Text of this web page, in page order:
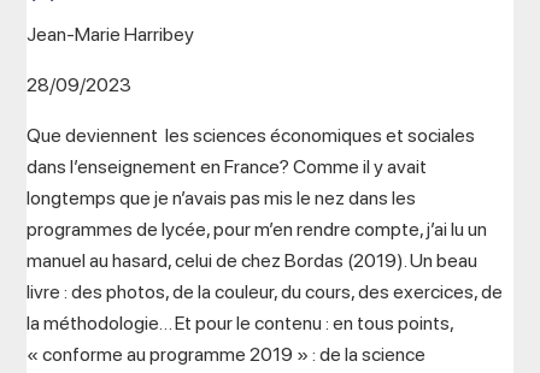
Jean-Marie Harribey
28/09/2023
Que deviennent les sciences économiques et sociales
dans l’enseignement en France? Comme il y avait
longtemps que je n’avais pas mis le nez dans les
programmes de lycée, pour m’en rendre compte, j’ai lu un
manuel au hasard, celui de chez Bordas (2019). Un beau
livre : des photos, de la couleur, du cours, des exercices, de
la méthodologie… Et pour le contenu : en tous points,
« conforme au programme 2019 » : de la science